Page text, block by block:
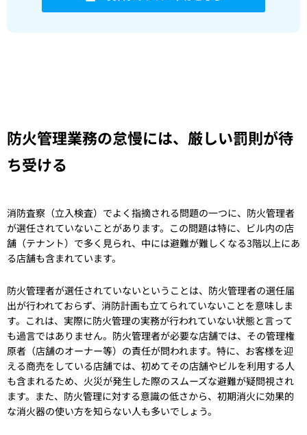
防火管理業務の怠慢には、厳しい罰則が待
ち受ける
消防査察（立入検査）でよく指摘される問題の一つに、防火管理者
が選任されていないことがあります。この問題は特に、ビル内の店
舗（テナント）で多く見られ、中には避難が難しくなる3階以上にあ
る店舗も含まれています。
防火管理者が選任されていないということは、防火管理者の選任届
出が行われておらず、消防計画も立てられていないことを意味しま
す。これは、実際に防火管理の実務が行われていない状態と言って
も過言ではありません。防火管理者が必要な店舗では、その管理権
原者（店舗のオーナー等）の責任が問われます。特に、お客様を迎
える商売をしている店舗では、初めてその店舗やビルを利用する人
も含まれるため、火災が発生した際のスムーズな避難が疑問視され
ます。また、防火管理に対する意識の低さから、初期消火に効果的
な消火器の使い方を知らない人も多いでしょう。